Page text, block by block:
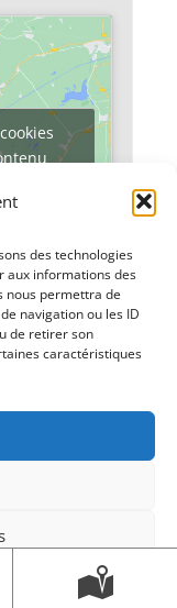
des technologies
aux informations des
nous permettra de
navigation ou les ID
de retirer son
caractéristiques
Local Ados
Vacances de
2026. Tous droits